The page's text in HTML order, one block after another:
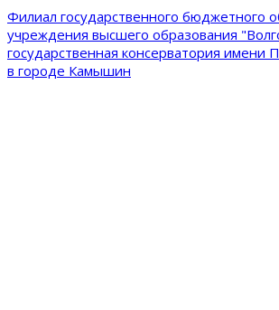
Филиал государственного бюджетного
учреждения высшего образования
государственная консерватория имени
в городе Камышин